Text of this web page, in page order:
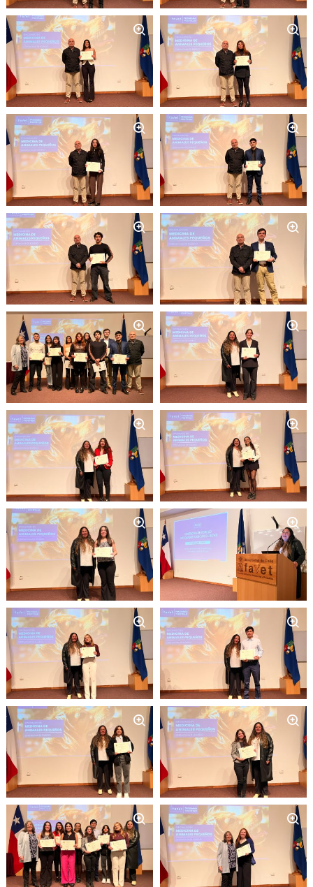
Zoom Zoom
Zoom Zoom
Zoom Zoom
Zoom Zoom
Zoom Zoom
Zoom Zoom
Zoom Zoom
Zoom Zoom
Zoom Zoom